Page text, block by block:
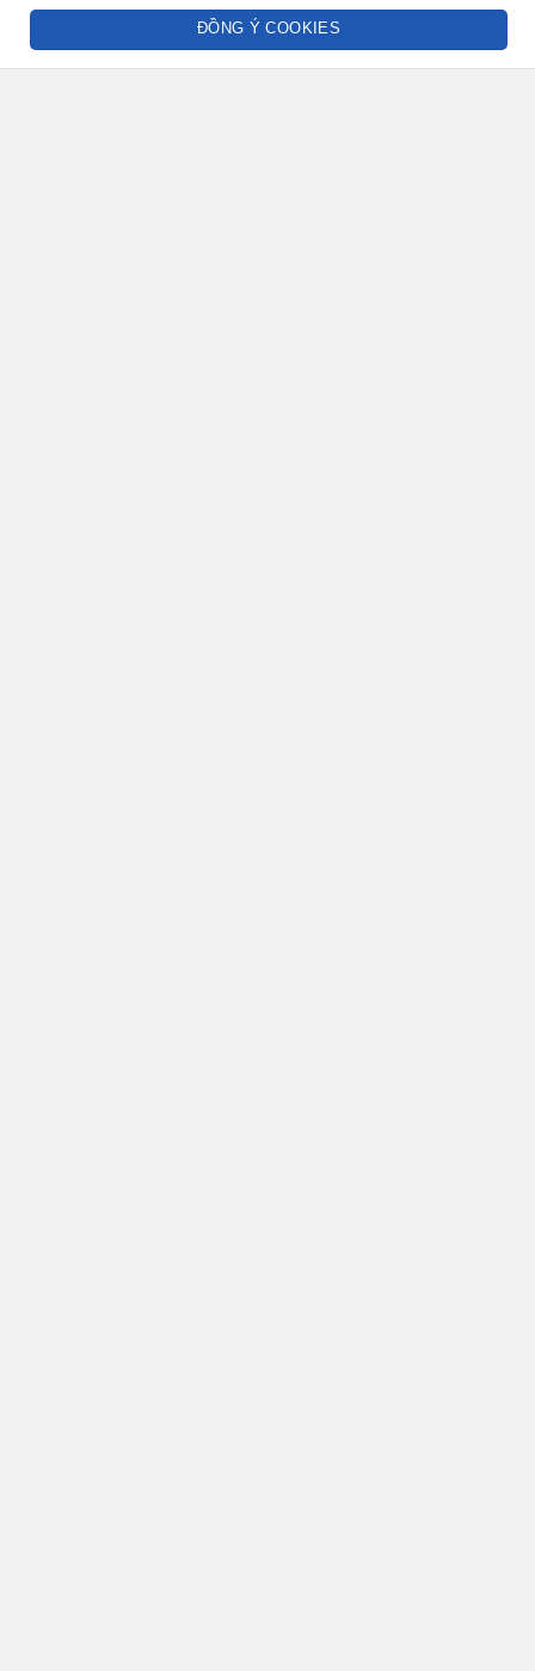
Cơ sởHà Nam
✓ Địa chỉ: Cửa hàng Hoàng Lâm, Thị trấn Hòa Mạc, Huyện Duy
ĐỒNG Ý COOKIES